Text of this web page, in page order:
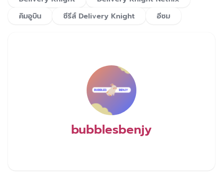
คิมอูบิน
ซีรีส์ Delivery Knight อีซม
bubblesbenjy